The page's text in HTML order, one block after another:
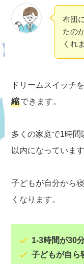
布団
たの
くれ
ドリームスイッチ
縮できます。
多くの家庭で1時
以内になっています
子どもが自分から
くなります。
1-3時間が30
子どもが自ら